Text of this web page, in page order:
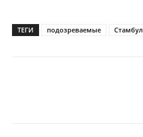
ТЕГИ подозреваемые Стамбул